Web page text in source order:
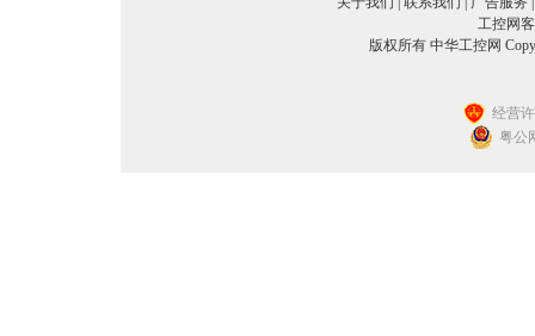
工控网
版权所有 中华工控网
经营
粤公